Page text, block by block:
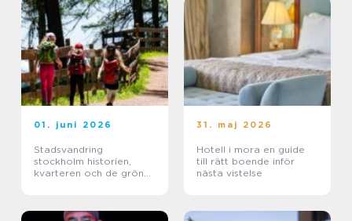
01. juni 2026
Stadsvandring
stockholm historien,
kvarteren och de gröna
31. maj 2026
Hotell i mora en guide
till rätt boende inför
nästa vistelse